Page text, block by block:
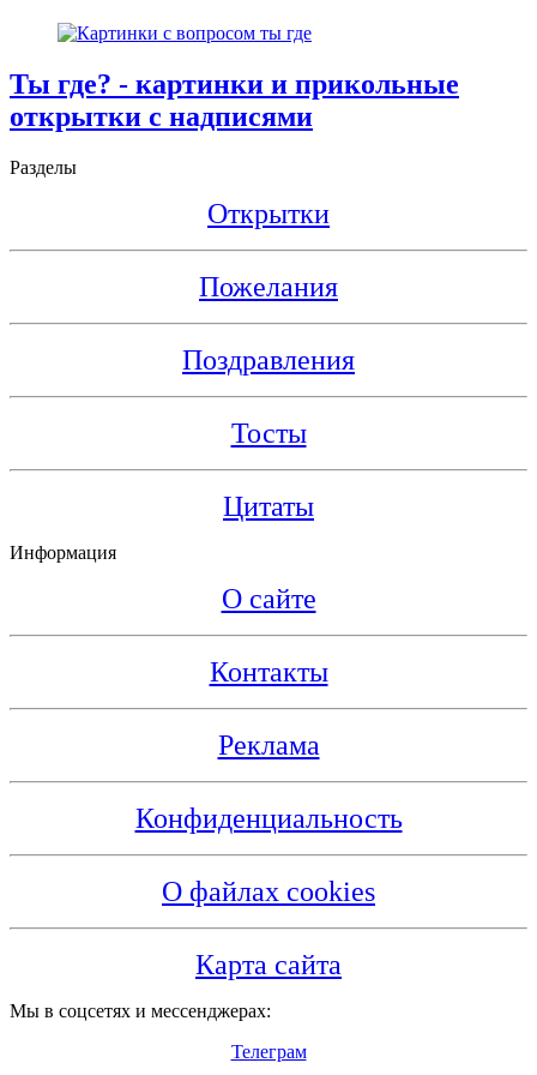
Ты где? - картинки и прикольные
открытки с надписями
Разделы
Открытки
Пожелания
Поздравления
Тосты
Цитаты
Информация
О сайте
Контакты
Реклама
Конфиденциальность
О файлах cookies
Карта сайта
Мы в соцсетях и мессенджерах:
Телеграм